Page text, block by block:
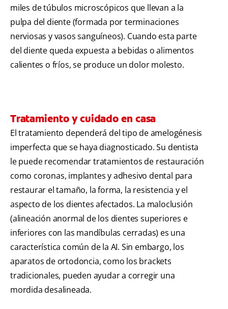
miles de túbulos microscópicos que llevan a la
pulpa del diente (formada por terminaciones
nerviosas y vasos sanguíneos). Cuando esta parte
del diente queda expuesta a bebidas o alimentos
calientes o fríos, se produce un dolor molesto.
Tratamiento y cuidado en casa
El tratamiento dependerá del tipo de amelogénesis
imperfecta que se haya diagnosticado. Su dentista
le puede recomendar tratamientos de restauración
como coronas, implantes y adhesivo dental para
restaurar el tamaño, la forma, la resistencia y el
aspecto de los dientes afectados. La maloclusión
(alineación anormal de los dientes superiores e
inferiores con las mandíbulas cerradas) es una
característica común de la AI. Sin embargo, los
aparatos de ortodoncia, como los brackets
tradicionales, pueden ayudar a corregir una
mordida desalineada.